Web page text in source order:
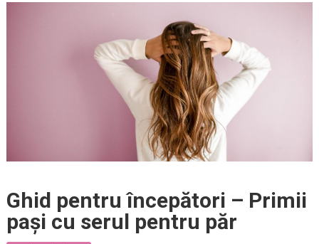
Ghid pentru începători – Primii
pași cu serul pentru păr